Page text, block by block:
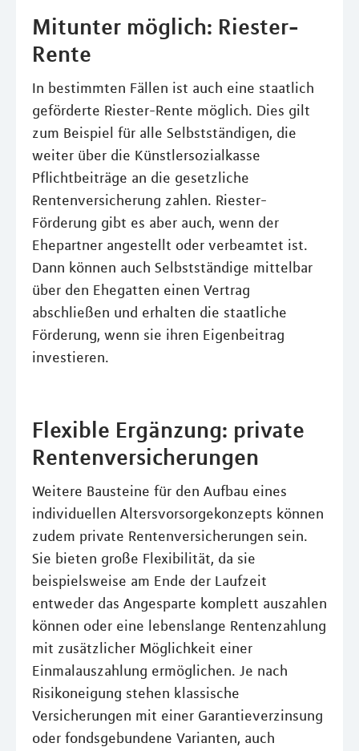
Mitunter möglich: Riester-
Rente
In bestimmten Fällen ist auch eine staatlich
geförderte Riester-Rente möglich. Dies gilt
zum Beispiel für alle Selbstständigen, die
weiter über die Künstlersozialkasse
Pflichtbeiträge an die gesetzliche
Rentenversicherung zahlen. Riester-
Förderung gibt es aber auch, wenn der
Ehepartner angestellt oder verbeamtet ist.
Dann können auch Selbstständige mittelbar
über den Ehegatten einen Vertrag
abschließen und erhalten die staatliche
Förderung, wenn sie ihren Eigenbeitrag
investieren.
Flexible Ergänzung: private
Rentenversicherungen
Weitere Bausteine für den Aufbau eines
individuellen Altersvorsorgekonzepts können
zudem private Rentenversicherungen sein.
Sie bieten große Flexibilität, da sie
beispielsweise am Ende der Laufzeit
entweder das Angesparte komplett auszahlen
können oder eine lebenslange Rentenzahlung
mit zusätzlicher Möglichkeit einer
Einmalauszahlung ermöglichen. Je nach
Risikoneigung stehen klassische
Versicherungen mit einer Garantieverzinsung
oder fondsgebundene Varianten, auch